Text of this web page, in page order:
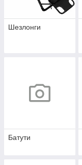
Шезлонги
Батути